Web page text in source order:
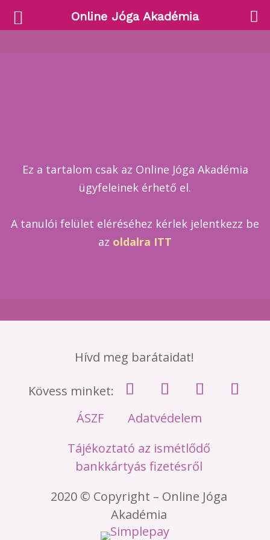
Ez a tartalom csak az Online Jóga Akadémia
ügyfeleinek érhető el.
A tanulói felület eléréséhez kérlek jelentkezz be
az oldalra ITT
Hívd meg barátaidat!
Kövess minket:
ÁSZF
Adatvédelem
Tájékoztató az ismétlődő
bankkártyás fizetésről
2020 © Copyright – Online Jóga
Akadémia
Online Jóga Akadémia